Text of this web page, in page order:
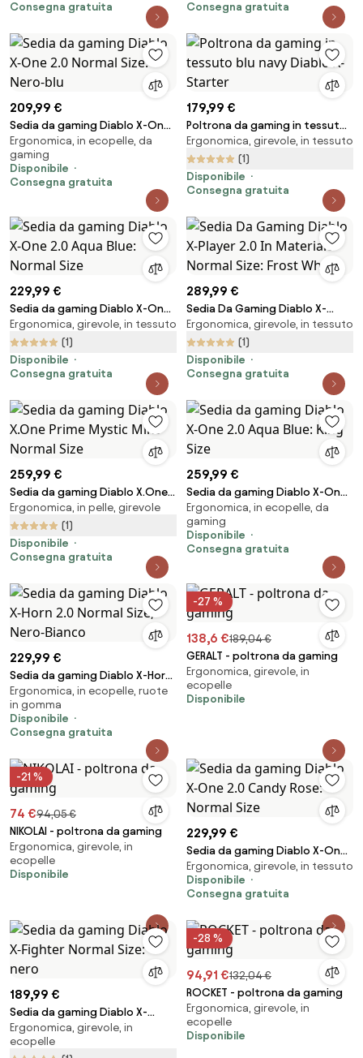
Consegna gratuita
Consegna gratuita
209,99 €
Sedia da gaming Diablo X-One
2.0 Normal Size: Nero-blu
Ergonomica, in ecopelle, da
gaming
Disponibile
Consegna gratuita
179,99 €
Poltrona da gaming in tessuto
blu navy Diablo X-Starter
Ergonomica, girevole, in tessuto
(1)
Disponibile
Consegna gratuita
229,99 €
Sedia da gaming Diablo X-One
2.0 Aqua Blue: Normal Size
Ergonomica, girevole, in tessuto
(1)
Disponibile
Consegna gratuita
289,99 €
Sedia Da Gaming Diablo X-
Player 2.0 In Materiale Normal
Size: Frost White
Ergonomica, girevole, in tessuto
(1)
Disponibile
Consegna gratuita
259,99 €
Sedia da gaming Diablo X.One
Prime Mystic Mint Normal Size
Ergonomica, in pelle, girevole
(1)
Disponibile
Consegna gratuita
259,99 €
Sedia da gaming Diablo X-One
2.0 Aqua Blue: King Size
Ergonomica, in ecopelle, da
gaming
Disponibile
Consegna gratuita
229,99 €
Sedia da gaming Diablo X-Horn
2.0 Normal Size, Nero-Bianco
Ergonomica, in ecopelle, ruote
in gomma
Disponibile
Consegna gratuita
-27 %
138,6 €189,04 €
GERALT - poltrona da gaming
Ergonomica, girevole, in
ecopelle
Disponibile
-21 %
74 €94,05 €
NIKOLAI - poltrona da gaming
Ergonomica, girevole, in
ecopelle
Disponibile
229,99 €
Sedia da gaming Diablo X-One
2.0 Candy Rose: Normal Size
Ergonomica, girevole, in tessuto
Disponibile
Consegna gratuita
189,99 €
Sedia da gaming Diablo X-
Fighter Normal Size: nero
Ergonomica, girevole, in
ecopelle
-28 %
94,91 €132,04 €
ROCKET - poltrona da gaming
Ergonomica, girevole, in
ecopelle
Disponibile